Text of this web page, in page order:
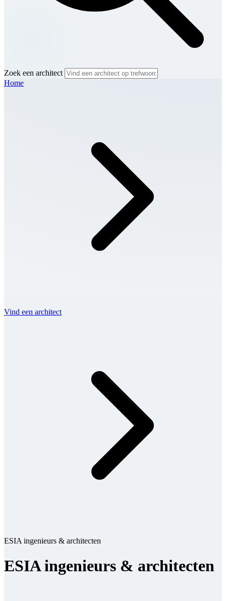
Zoek een architect
Home
Vind een architect
ESIA ingenieurs & architecten
ESIA ingenieurs & architecten